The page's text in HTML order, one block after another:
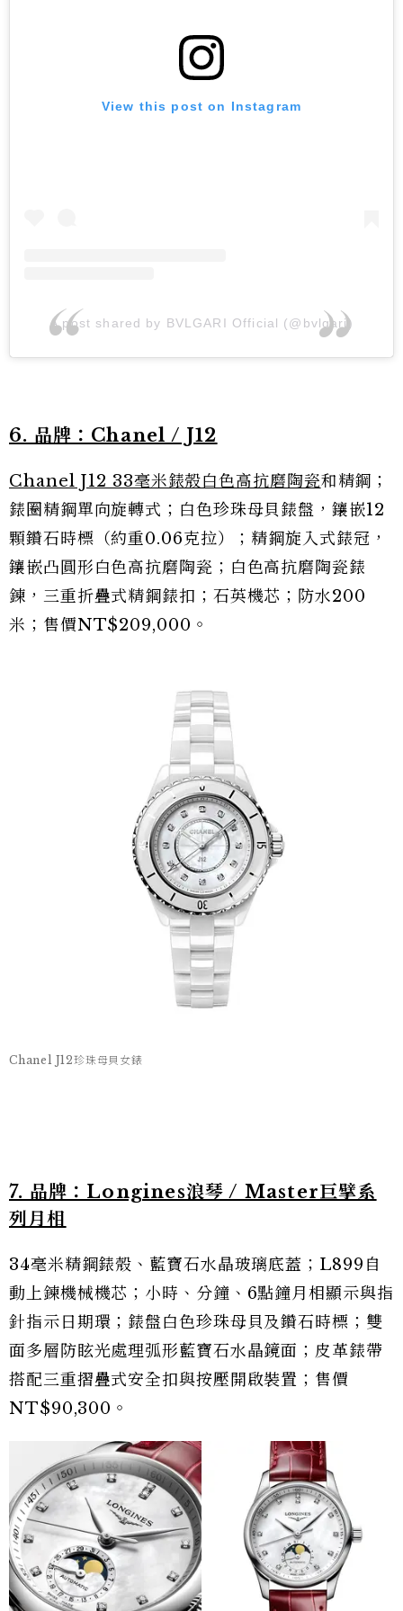
View this post on Instagram
A post shared by BVLGARI Official (@bvlgari)
6. 品牌：Chanel / J12
Chanel J12 33毫米錶殼白色高抗磨陶瓷和精鋼；
錶圈精鋼單向旋轉式；白色珍珠母貝錶盤，鑲嵌12
顆鑽石時標（約重0.06克拉）；精鋼旋入式錶冠，
鑲嵌凸圓形白色高抗磨陶瓷；白色高抗磨陶瓷錶
鍊，三重折疊式精鋼錶扣；石英機芯；防水200
米；售價NT$209,000。
Chanel J12珍珠母貝女錶
7. 品牌：Longines浪琴 / Master巨擘系
列月相
34毫米精鋼錶殼、藍寶石水晶玻璃底蓋；L899自
動上鍊機械機芯；小時、分鐘、6點鐘月相顯示與指
針指示日期環；錶盤白色珍珠母貝及鑽石時標；雙
面多層防眩光處理弧形藍寶石水晶鏡面；皮革錶帶
搭配三重摺疊式安全扣與按壓開啟裝置；售價
NT$90,300。